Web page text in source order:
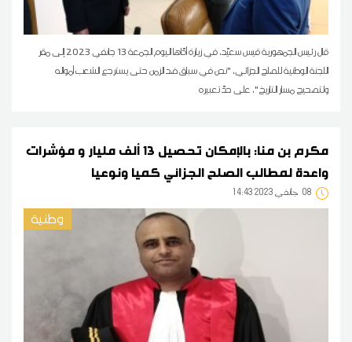
قال رئيس الجمهورية قيس سعيّد، في زيارة أدّاها اليوم الجمعة 13 جانفي 2023 إلى مقر
اللجنة الوطنية للصلح الجزائي، "نحن في سباق ضد الزمن حتى يسترجع الشعب أمواله
ولتصحيح مسار التاريخ"، على حدّ تعبيره
مكرم بن منا: بالإمكان تحصيل 13 ألف مليار و مؤشرات
واعدة لمطالب الصلح الجزائي كميا ونوعيا
08 14:43 2023 جانفي
وطنية